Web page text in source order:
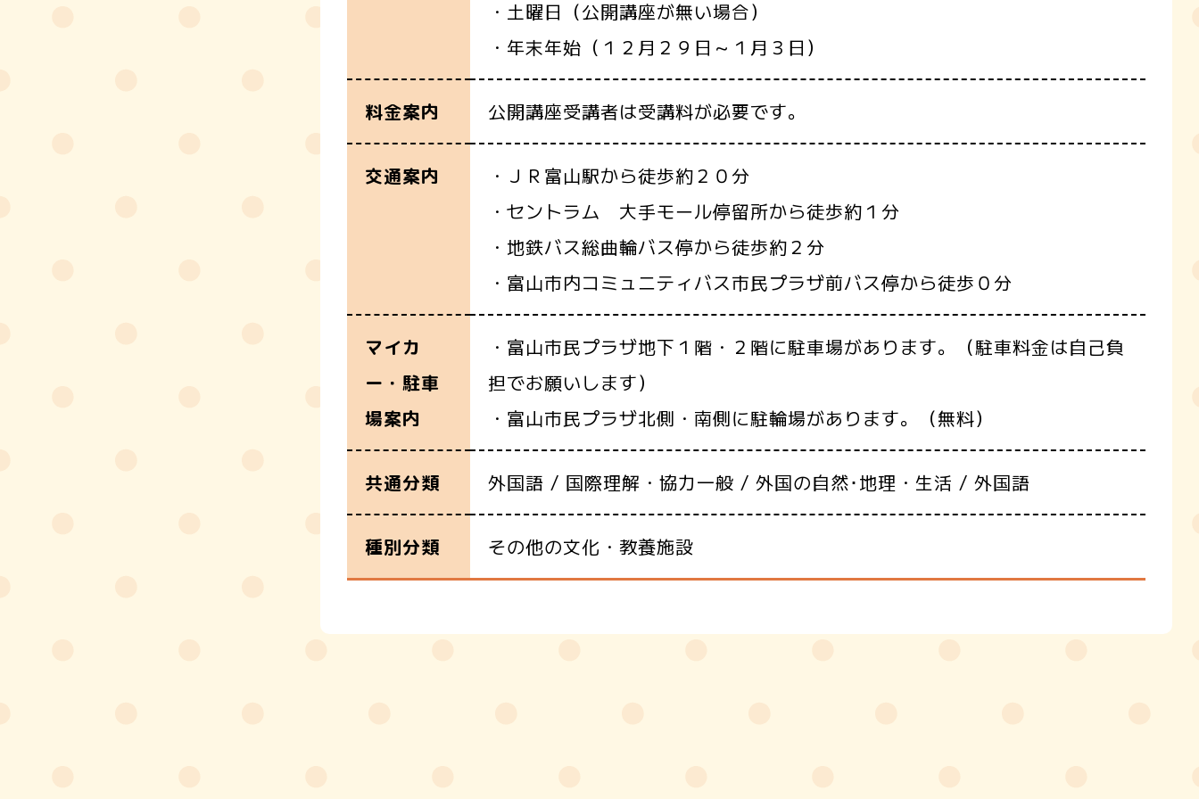
・土曜日（公開講座が無い場合）
・年末年始（１２月２９日～１月３日）
料金案内 公開講座受講者は受講料が必要です。
交通案内
・ＪＲ富山駅から徒歩約２０分
・セントラム 大手モール停留所から徒歩約１分
・地鉄バス総曲輪バス停から徒歩約２分
・富山市内コミュニティバス市民プラザ前バス停から徒歩０分
マイカ
ー・駐車
場案内
・富山市民プラザ地下１階・２階に駐車場があります。（駐車料金は自己負
担でお願いします）
・富山市民プラザ北側・南側に駐輪場があります。（無料）
共通分類 外国語 / 国際理解・協力一般 / 外国の自然･地理・生活 / 外国語
種別分類 その他の文化・教養施設